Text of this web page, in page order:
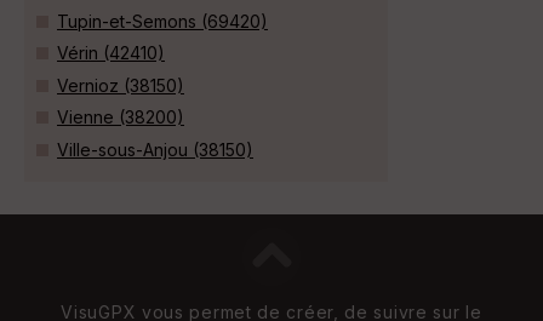
Tupin-et-Semons (69420)
Vérin (42410)
Vernioz (38150)
Vienne (38200)
Ville-sous-Anjou (38150)
VisuGPX vous permet de créer, de suivre sur le